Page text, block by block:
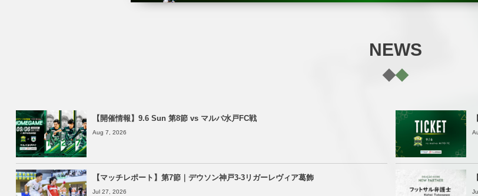
NEWS
【開催情報】9.6 Sun 第8節 vs マルバ水戸FC戦
Aug 7, 2026
【マッチレポート】第7節｜デウソン神戸3-3リガーレヴィア葛飾
Jul 27, 2026